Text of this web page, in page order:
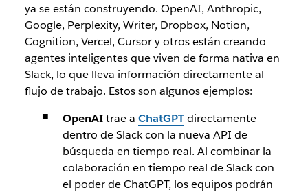
ya se están construyendo. OpenAI, Anthropic,
Google, Perplexity, Writer, Dropbox, Notion,
Cognition, Vercel, Cursor y otros están creando
agentes inteligentes que viven de forma nativa en
Slack, lo que lleva información directamente al
flujo de trabajo. Estos son algunos ejemplos:
OpenAItrae a ChatGPTdirectamente
dentro de Slack con la nueva API de
búsqueda en tiempo real. Al combinar la
colaboración en tiempo real de Slack con
el poder de ChatGPT, los equipos podrán